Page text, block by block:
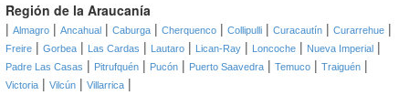
Región de la Araucanía
| Almagro | Ancahual | Caburga | Cherquenco | Collipulli | Curacautín | Curarrehue |
Freire | Gorbea | Las Cardas | Lautaro | Lican-Ray | Loncoche | Nueva Imperial |
Padre Las Casas | Pitrufquén | Pucón | Puerto Saavedra | Temuco | Traiguén |
Victoria | Vilcún | Villarrica |